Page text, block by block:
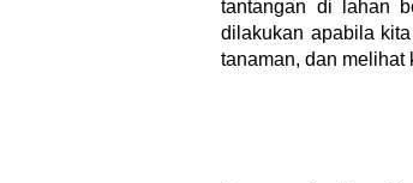
tantangan di lahan
dilakukan apabila
tanaman, dan melihat